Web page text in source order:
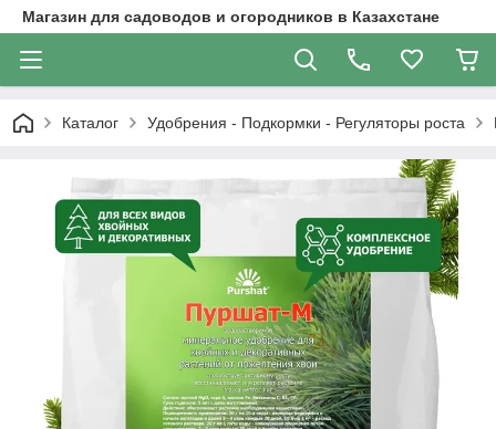
Магазин для садоводов и огородников в Казахстане
Каталог Удобрения - Подкормки - Регуляторы роста